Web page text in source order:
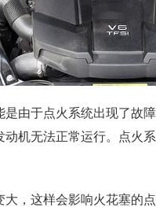
是由于点火系统出现了故
机无法正常运行。点火
，这样会影响火花塞的点